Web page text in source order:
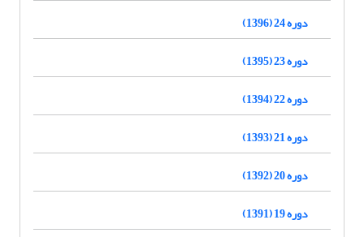
دوره 24 (1396)
دوره 23 (1395)
دوره 22 (1394)
دوره 21 (1393)
دوره 20 (1392)
دوره 19 (1391)